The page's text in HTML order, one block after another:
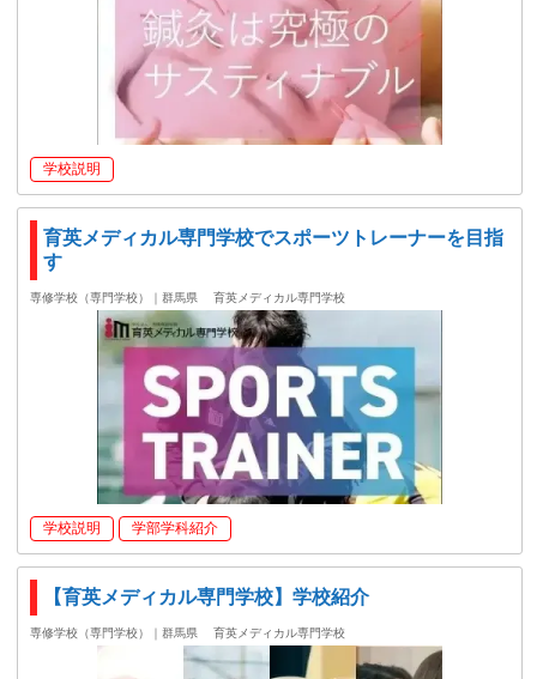
学校説明
育英メディカル専門学校でスポーツトレーナーを目指
す
専修学校（専門学校）｜群馬県 育英メディカル専門学校
学校説明 学部学科紹介
【育英メディカル専門学校】学校紹介
専修学校（専門学校）｜群馬県 育英メディカル専門学校